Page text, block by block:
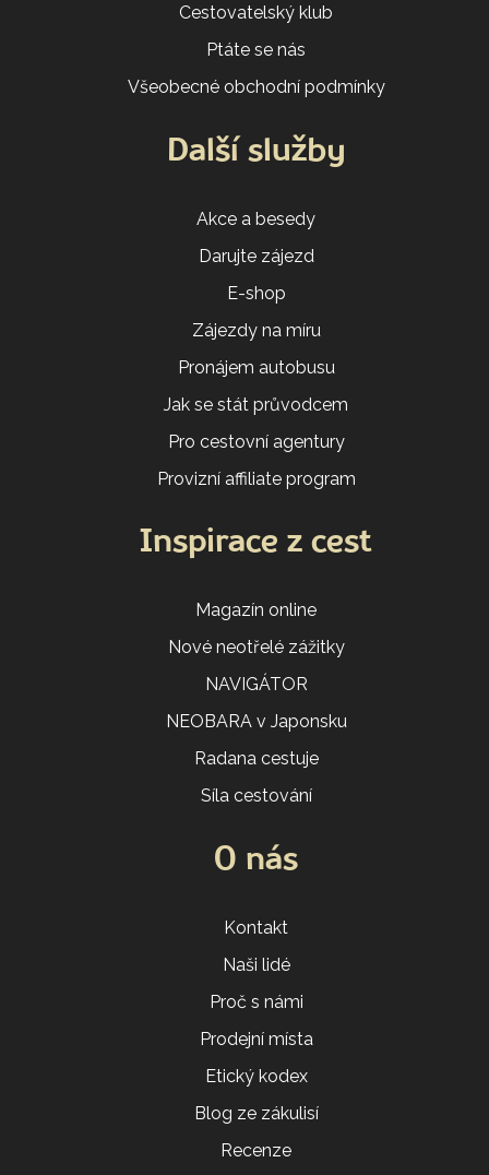
Cestovatelský klub
Ptáte se nás
Všeobecné obchodní podmínky
Další služby
Akce a besedy
Darujte zájezd
E-shop
Zájezdy na míru
Pronájem autobusu
Jak se stát průvodcem
Pro cestovní agentury
Provizní affiliate program
Inspirace z cest
Magazín online
Nové neotřelé zážitky
NAVIGÁTOR
NEOBARA v Japonsku
Radana cestuje
Síla cestování
O nás
Kontakt
Naši lidé
Proč s námi
Prodejní místa
Etický kodex
Blog ze zákulisí
Recenze